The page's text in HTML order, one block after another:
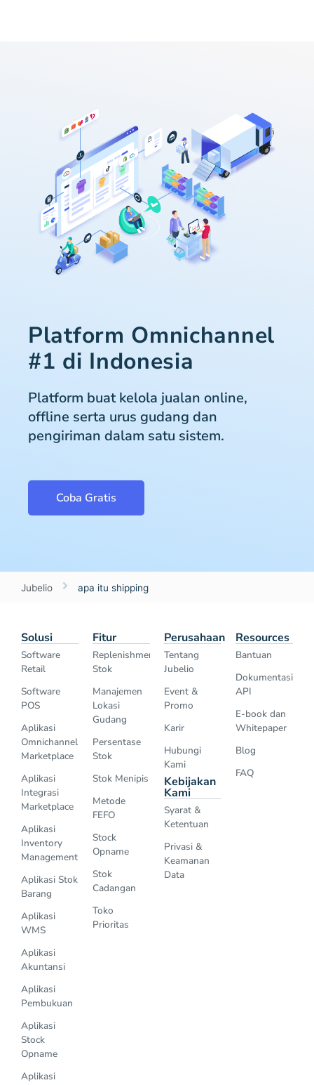
Platform Omnichannel
#1 di Indonesia
Platform buat kelola jualan online,
offline serta urus gudang dan
pengiriman dalam satu sistem.
Coba Gratis
Jubelio apa itu shipping
Solusi
Software
Retail
Software
POS
Aplikasi
Omnichannel
Marketplace
Aplikasi
Integrasi
Marketplace
Aplikasi
Inventory
Management
Aplikasi Stok
Barang
Aplikasi
WMS
Aplikasi
Akuntansi
Aplikasi
Pembukuan
Aplikasi
Stock
Opname
Aplikasi
Fitur
Replenishment
Stok
Manajemen
Lokasi
Gudang
Persentase
Stok
Stok Menipis
Metode
FEFO
Stock
Opname
Stok
Cadangan
Toko
Prioritas
Perusahaan
Tentang
Jubelio
Event &
Promo
Karir
Hubungi
Kami
Kebijakan
Kami
Syarat &
Ketentuan
Privasi &
Keamanan
Data
Resources
Bantuan
Dokumentasi
API
E-book dan
Whitepaper
Blog
FAQ